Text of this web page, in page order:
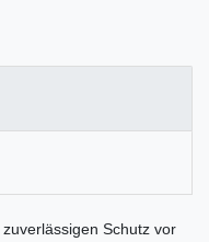
Schutz vor